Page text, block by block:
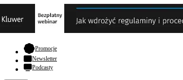
Promocje- otwiera się w nowej karcie
Newsletter
Podcasty